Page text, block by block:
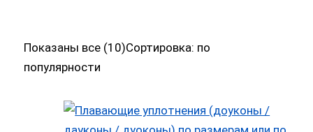
Показаны все (10)Сортировка: по
популярности